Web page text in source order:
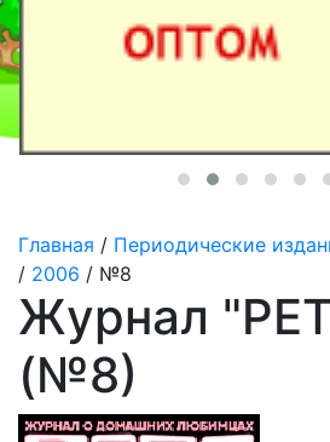
Главная / Периодические
/ 2006 / №8
Журнал
(№8)